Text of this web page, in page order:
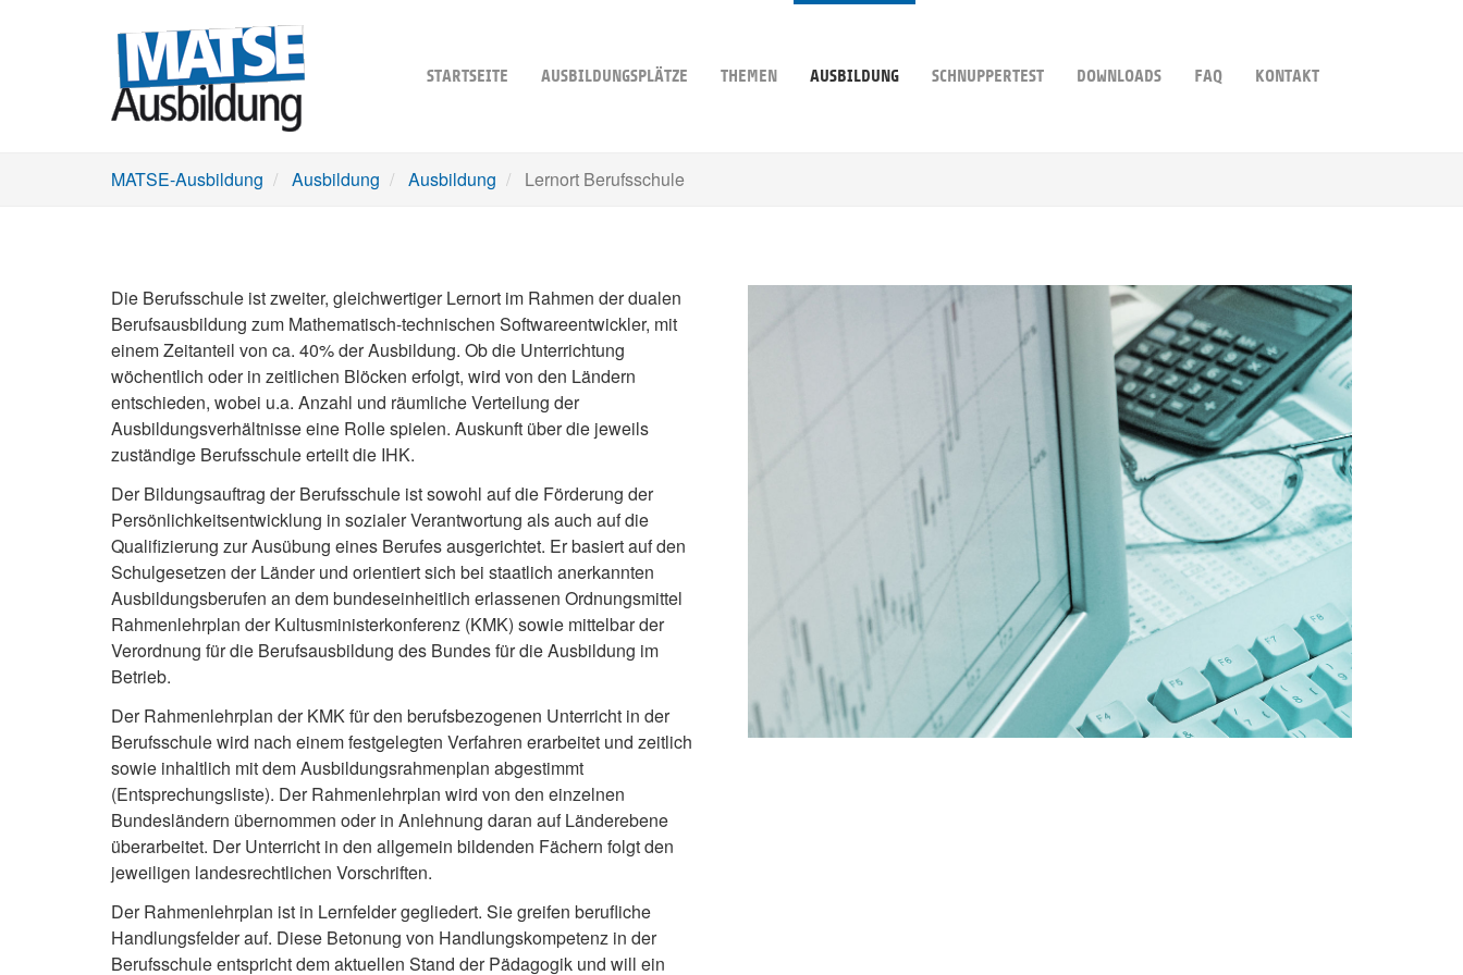
STARTSEITE AUSBILDUNGSPLÄTZE THEMEN AUSBILDUNG SCHNUPPERTEST DOWNLOADS FAQ KONTAKT
MATSE-Ausbildung Ausbildung Ausbildung Lernort Berufsschule
Die Berufsschule ist zweiter, gleichwertiger Lernort im Rahmen der dualen
Berufsausbildung zum Mathematisch-technischen Softwareentwickler, mit
einem Zeitanteil von ca. 40% der Ausbildung. Ob die Unterrichtung
wöchentlich oder in zeitlichen Blöcken erfolgt, wird von den Ländern
entschieden, wobei u.a. Anzahl und räumliche Verteilung der
Ausbildungsverhältnisse eine Rolle spielen. Auskunft über die jeweils
zuständige Berufsschule erteilt die IHK.
Der Bildungsauftrag der Berufsschule ist sowohl auf die Förderung der
Persönlichkeitsentwicklung in sozialer Verantwortung als auch auf die
Qualifizierung zur Ausübung eines Berufes ausgerichtet. Er basiert auf den
Schulgesetzen der Länder und orientiert sich bei staatlich anerkannten
Ausbildungsberufen an dem bundeseinheitlich erlassenen Ordnungsmittel
Rahmenlehrplan der Kultusministerkonferenz (KMK) sowie mittelbar der
Verordnung für die Berufsausbildung des Bundes für die Ausbildung im
Betrieb.
Der Rahmenlehrplan der KMK für den berufsbezogenen Unterricht in der
Berufsschule wird nach einem festgelegten Verfahren erarbeitet und zeitlich
sowie inhaltlich mit dem Ausbildungsrahmenplan abgestimmt
(Entsprechungsliste). Der Rahmenlehrplan wird von den einzelnen
Bundesländern übernommen oder in Anlehnung daran auf Länderebene
überarbeitet. Der Unterricht in den allgemein bildenden Fächern folgt den
jeweiligen landesrechtlichen Vorschriften.
Der Rahmenlehrplan ist in Lernfelder gegliedert. Sie greifen berufliche
Handlungsfelder auf. Diese Betonung von Handlungskompetenz in der
Berufsschule entspricht dem aktuellen Stand der Pädagogik und will ein